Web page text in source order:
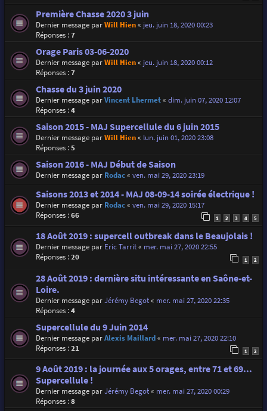
Première Chasse 2020 3 juin
Dernier message parWill Hien« jeu. juin 18, 2020 00:23
Réponses :7
Orage Paris 03-06-2020
Dernier message parWill Hien« jeu. juin 18, 2020 00:12
Réponses :7
Chasse du 3 juin 2020
Dernier message parVincent Lhermet« dim. juin 07, 2020 12:07
Réponses :4
Saison 2015 - MAJ Supercellule du 6 juin 2015
Dernier message parWill Hien« lun. juin 01, 2020 23:08
Réponses :5
Saison 2016 - MAJ Début de Saison
Dernier message par Rodac« ven. mai 29, 2020 23:19
Saisons 2013 et 2014 - MAJ 08-09-14 soirée électrique !
Dernier message par Rodac« ven. mai 29, 2020 15:17
Réponses :66 1 2 3 4 5
18 Août 2019 : supercell outbreak dans le Beaujolais !
Dernier message par Eric Tarrit« mer. mai 27, 2020 22:55
Réponses :20 1 2
28 Août 2019 : dernière situ intéressante en Saône-et-
Loire.
Dernier message parJérémy Begot« mer. mai 27, 2020 22:35
Réponses :4
Supercellule du 9 Juin 2014
Dernier message parAlexis Maillard« mer. mai 27, 2020 22:10
Réponses :21 1 2
9 Août 2019 : la journée aux 5 orages, entre 71 et 69...
Supercellule !
Dernier message parJérémy Begot« mer. mai 27, 2020 00:29
Réponses :8